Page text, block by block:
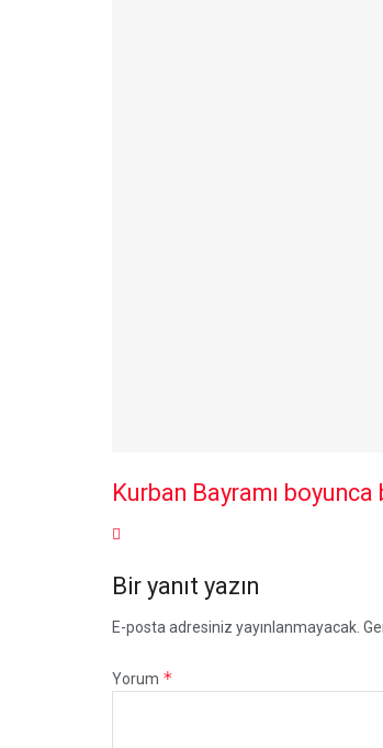
Kurban Bayramı
Bir yanıt yazın
E-posta adresiniz yayınlanmayacak.
Yorum *